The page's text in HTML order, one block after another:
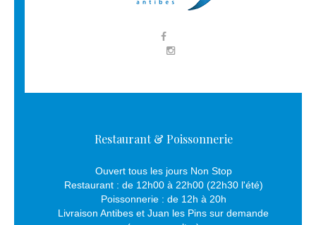
Restaurant & Poissonnerie
Ouvert tous les jours Non Stop
Restaurant : de 12h00 à 22h00 (22h30 l'été)
Poissonnerie : de 12h à 20h
Livraison Antibes et Juan les Pins sur demande